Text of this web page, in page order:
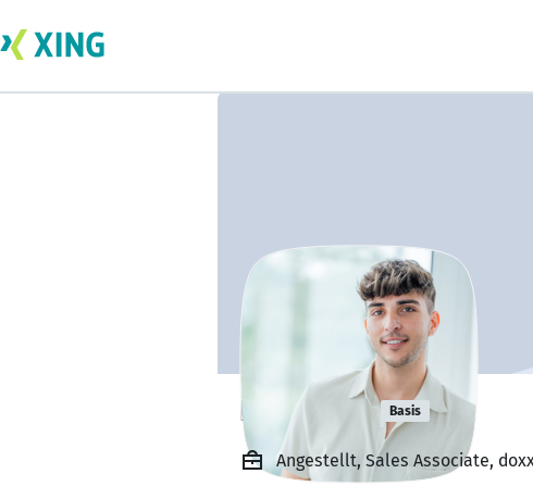
Lukas Gül Basis
Angestellt, Sales Associate,